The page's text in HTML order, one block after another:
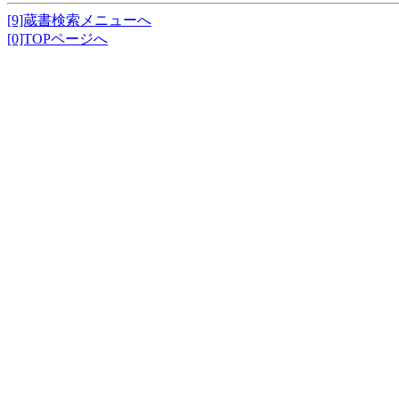
[9]蔵書検索メニューへ
[0]TOPページへ